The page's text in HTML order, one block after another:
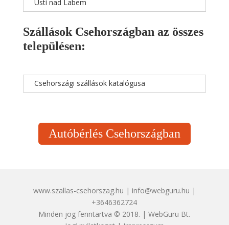
Ústí nad Labem
Szállások Csehországban az összes
településen:
Csehországi szállások katalógusa
Autóbérlés Csehországban
www.szallas-csehorszag.hu | info@webguru.hu |
+3646362724
Minden jog fenntartva © 2018. | WebGuru Bt.